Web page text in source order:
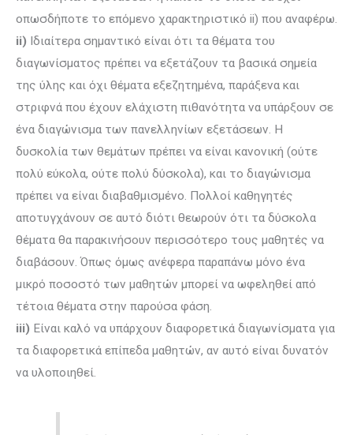
οπωσδήποτε το επόμενο χαρακτηριστικό ii) που αναφέρω.
ii) Ιδιαίτερα σημαντικό είναι ότι τα θέματα του
διαγωνίσματος πρέπει να εξετάζουν τα βασικά σημεία
της ύλης και όχι θέματα εξεζητημένα, παράξενα και
στριφνά που έχουν ελάχιστη πιθανότητα να υπάρξουν σε
ένα διαγώνισμα των πανελληνίων εξετάσεων. H
δυσκολία των θεμάτων πρέπει να είναι κανονική (ούτε
πολύ εύκολα, ούτε πολύ δύσκολα), και το διαγώνισμα
πρέπει να είναι διαβαθμισμένο. Πολλοί καθηγητές
αποτυγχάνουν σε αυτό διότι θεωρούν ότι τα δύσκολα
θέματα θα παρακινήσουν περισσότερο τους μαθητές να
διαβάσουν. Όπως όμως ανέφερα παραπάνω μόνο ένα
μικρό ποσοστό των μαθητών μπορεί να ωφεληθεί από
τέτοια θέματα στην παρούσα φάση.
iii) Είναι καλό να υπάρχουν διαφορετικά διαγωνίσματα για
τα διαφορετικά επίπεδα μαθητών, αν αυτό είναι δυνατόν
να υλοποιηθεί.